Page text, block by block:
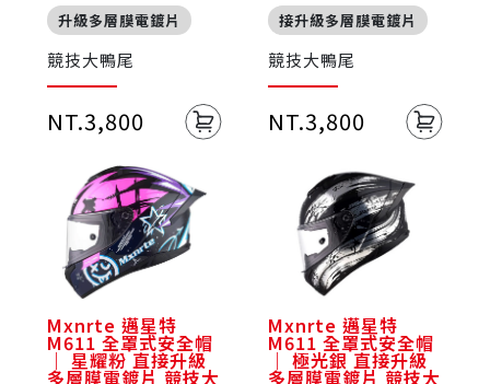
升級多層膜電鍍片
競技大鴨尾
NT.3,800
接升級多層膜電鍍片
競技大鴨尾
NT.3,800
Mxnrte 邁星特
M611 全罩式安全帽
｜ 星耀粉 直接升級
多層膜電鍍片 競技大
Mxnrte 邁星特
M611 全罩式安全帽
｜ 極光銀 直接升級
多層膜電鍍片 競技大